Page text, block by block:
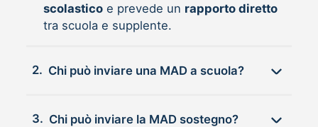
scolasticoe prevede un rapporto diretto
tra scuola e supplente.
2. Chi può inviare una MAD a scuola?
3. Chi può inviare la MAD sostegno?